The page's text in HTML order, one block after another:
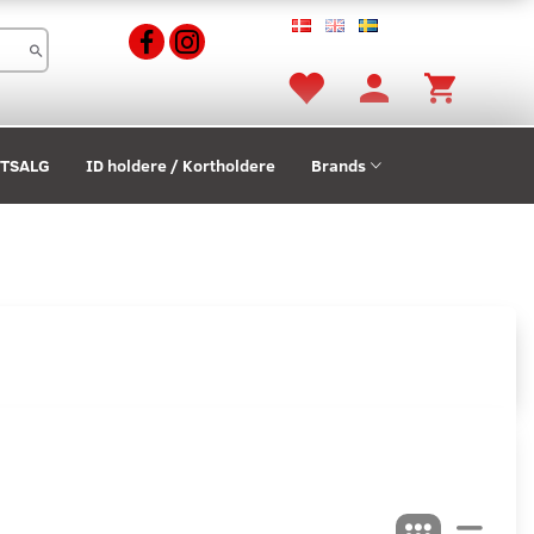
ID holdere / Kortholdere Brands